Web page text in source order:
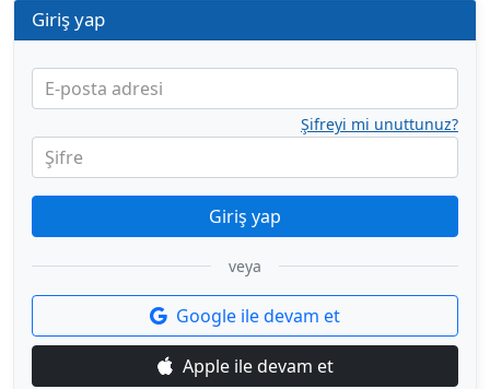
Giriş yap
E-posta adresi
Şifre
Şifreyi mi unuttunuz?
Giriş yap
veya
Google ile devam et
Apple ile devam et